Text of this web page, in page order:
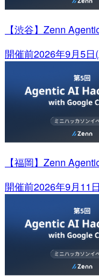
【渋谷】Zenn
開催前2026年9月5日
【福岡】Zenn
開催前2026年9月11